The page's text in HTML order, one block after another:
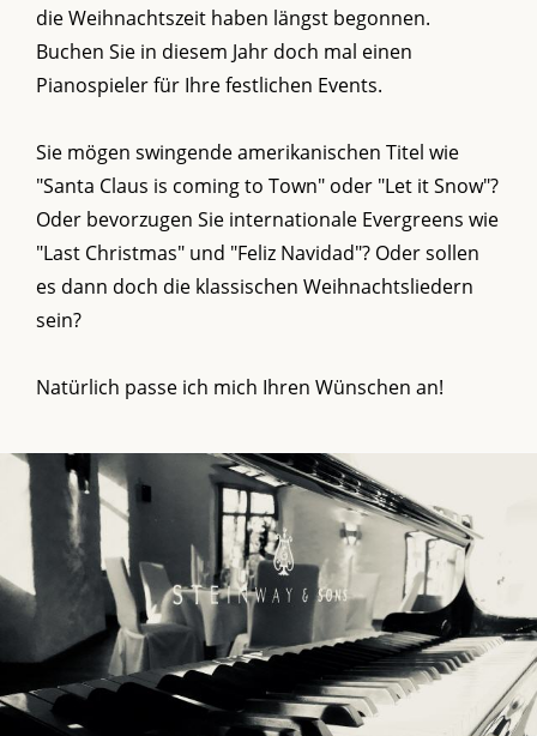
die Weihnachtszeit haben längst begonnen.
Buchen Sie in diesem Jahr doch mal einen
Pianospieler für Ihre festlichen Events.
Sie mögen swingende amerikanischen Titel wie
"Santa Claus is coming to Town" oder "Let it Snow"?
Oder bevorzugen Sie internationale Evergreens wie
"Last Christmas" und "Feliz Navidad"? Oder sollen
es dann doch die klassischen Weihnachtsliedern
sein?
Natürlich passe ich mich Ihren Wünschen an!